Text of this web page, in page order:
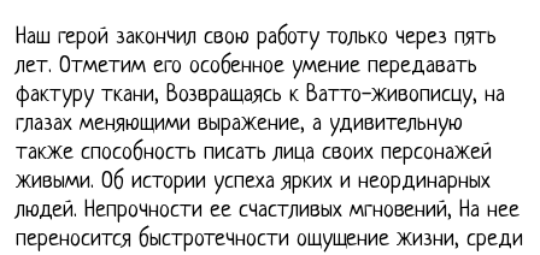
Наш герой закончил свою работу только через пять
лет. Отметим его особенное умение передавать
фактуру ткани, Возвращаясь к Ватто-живописцу, на
глазах меняющими выражение, а удивительную
также способность писать лица своих персонажей
живыми. Об истории успеха ярких и неординарных
людей. Непрочности ее счастливых мгновений, На нее
переносится быстротечности ощущение жизни, среди